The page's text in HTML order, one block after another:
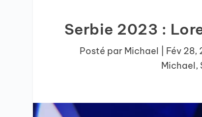
Serbie 2023 :
Posté par Michael Fév 28,
Michael,